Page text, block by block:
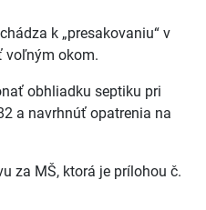
k „presakovaniu“ v
voľným okom.
obhliadku septiku pri
a navrhnúť opatrenia na
za MŠ, ktorá je prílohou č.